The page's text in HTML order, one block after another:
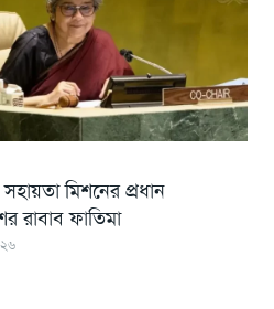
মিশনের প্রধান
রাবাব ফাতিমা